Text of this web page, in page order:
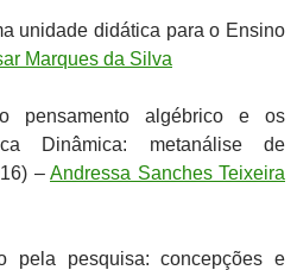
unidade didática para o Ensino
Marques da Silva
pensamento algébrico e os
Dinâmica: metanálise de
– Andressa Sanches Teixeira
pela pesquisa: concepções e